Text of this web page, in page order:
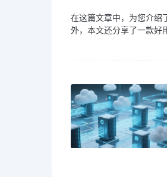
在这篇文章中，为您介绍
外，本文还分享了一款好